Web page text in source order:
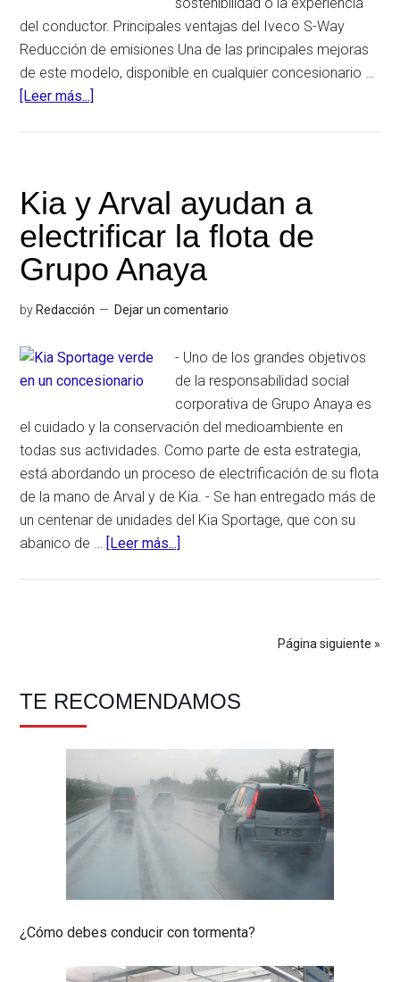
del conductor. Principales ventajas del Iveco S-Way
Reducción de emisiones Una de las principales mejoras
de este modelo, disponible en cualquier concesionario …
[Leer más...]
del
Iveco
S-
Kia y Arval ayudan a
electrificar la flota de
Grupo Anaya
by Redacción Dejar un comentario
- Uno de los grandes objetivos
de la responsabilidad social
corporativa de Grupo Anaya es
el cuidado y la conservación del medioambiente en
todas sus actividades. Como parte de esta estrategia,
está abordando un proceso de electrificación de su flota
de la mano de Arval y de Kia. - Se han entregado más de
un centenar de unidades del Kia Sportage, que con su
abanico de … [Leer más...]
la
de
Grupo
Anaya
Página siguiente »
Barra
lateral
principal
TE RECOMENDAMOS
¿Cómo debes conducir con tormenta?